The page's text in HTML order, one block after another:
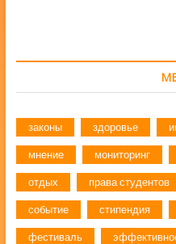
законы здоровье
мнение мониторинг
отдых права студентов
событие стипендия
фестиваль